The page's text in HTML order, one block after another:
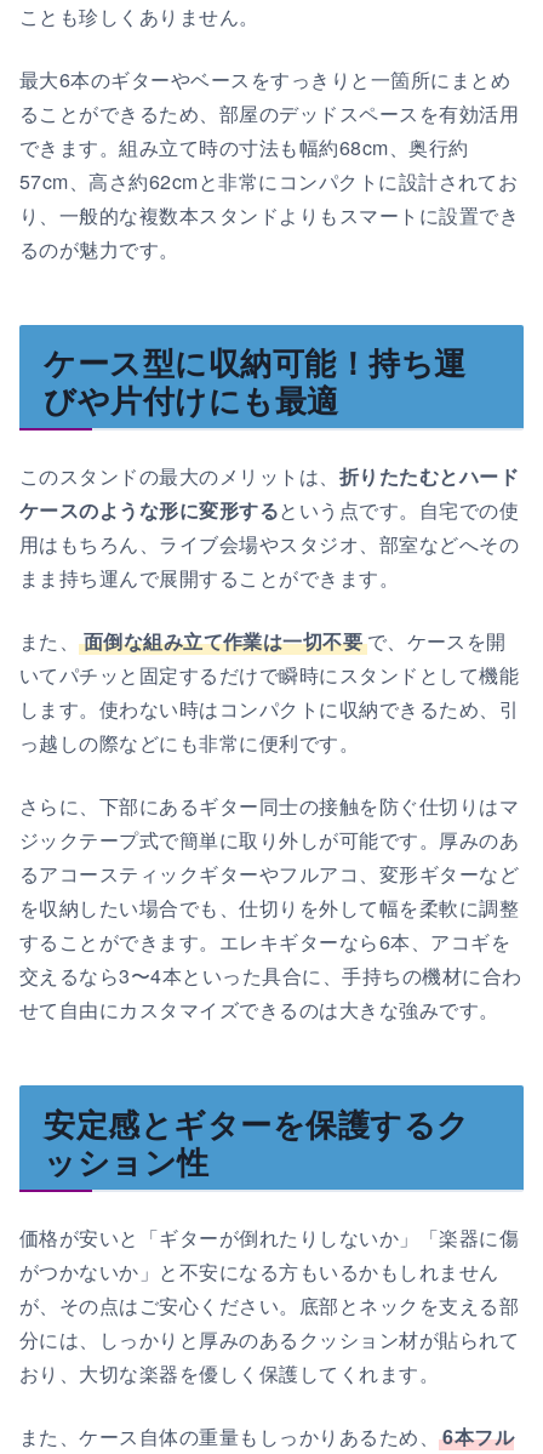
ことも珍しくありません。
最大6本のギターやベースをすっきりと一箇所にまとめ
ることができるため、部屋のデッドスペースを有効活用
できます。組み立て時の寸法も幅約68cm、奥行約
57cm、高さ約62cmと非常にコンパクトに設計されてお
り、一般的な複数本スタンドよりもスマートに設置でき
るのが魅力です。
ケース型に収納可能！持ち運
びや片付けにも最適
このスタンドの最大のメリットは、 折りたたむとハード
ケースのような形に変形するという点です。自宅での使
用はもちろん、ライブ会場やスタジオ、部室などへその
まま持ち運んで展開することができます。
また、面倒な組み立て作業は一切不要で、ケースを開
いてパチッと固定するだけで瞬時にスタンドとして機能
します。使わない時はコンパクトに収納できるため、引
っ越しの際などにも非常に便利です。
さらに、下部にあるギター同士の接触を防ぐ仕切りはマ
ジックテープ式で簡単に取り外しが可能です。厚みのあ
るアコースティックギターやフルアコ、変形ギターなど
を収納したい場合でも、仕切りを外して幅を柔軟に調整
することができます。エレキギターなら6本、アコギを
交えるなら3〜4本といった具合に、手持ちの機材に合わ
せて自由にカスタマイズできるのは大きな強みです。
安定感とギターを保護するク
ッション性
価格が安いと「ギターが倒れたりしないか」「楽器に傷
がつかないか」と不安になる方もいるかもしれません
が、その点はご安心ください。底部とネックを支える部
分には、しっかりと厚みのあるクッション材が貼られて
おり、大切な楽器を優しく保護してくれます。
また、ケース自体の重量もしっかりあるため、6本フル